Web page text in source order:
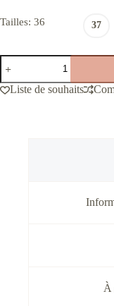
Tailles: 36 37
quantité
de
Baskets
Vanessa
Liste de souhaits
À